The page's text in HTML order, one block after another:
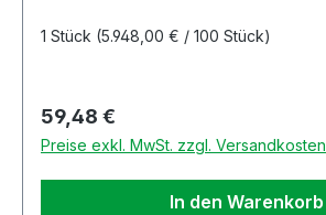
1 Stück (5.948,00 € / 100 Stück)
Regulärer Preis:
59,48 €
Preise exkl. MwSt. zzgl. Versandkosten
In den Warenkorb